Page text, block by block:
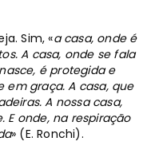
Sim, «a casa, onde é
A casa, onde se fala
é protegida e
em graça. A casa, que
A nossa casa,
onde, na respiração
» (E. Ronchi).